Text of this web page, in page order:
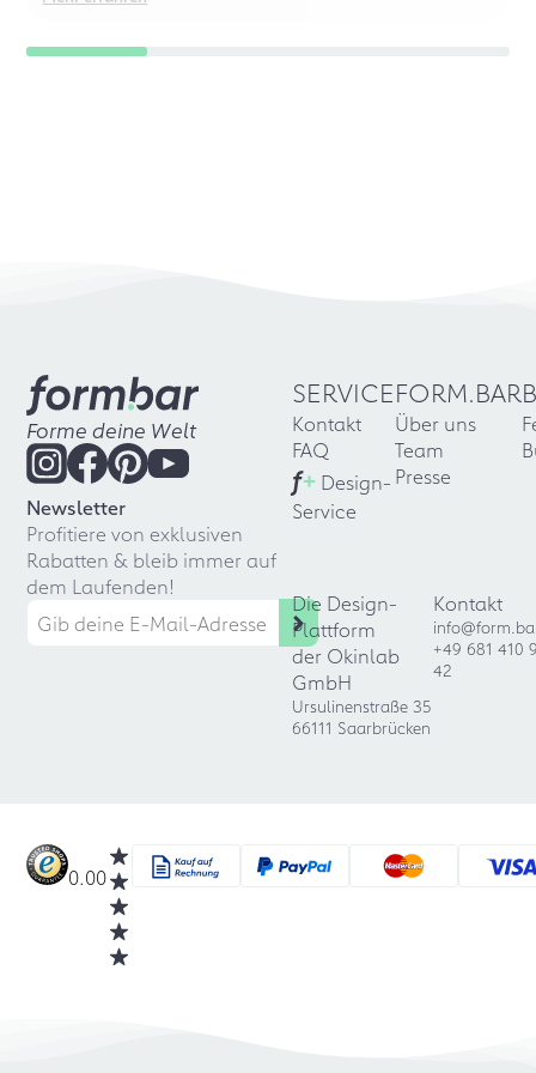
Forme deine Welt
Newsletter
Profitiere von exklusiven
Rabatten & bleib immer auf
dem Laufenden!
SERVICE
Kontakt
FAQ
f+ Design-
Service
FORM.BAR
Über uns
Team
Presse
Die Design-
Plattform
der Okinlab
GmbH
Ursulinenstraße 35
66111 Saarbrücken
Kontakt
+49 681 410
42
0.00